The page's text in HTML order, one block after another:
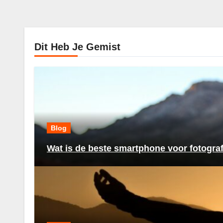
Dit Heb Je Gemist
Blog
Wat is de beste smartphone voor